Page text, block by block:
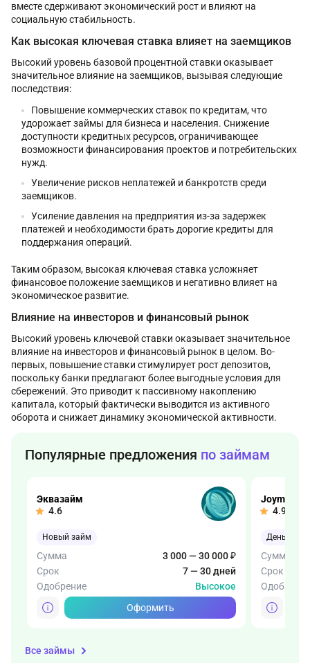
вместе сдерживают экономический рост и влияют на
социальную стабильность.
Как высокая ключевая ставка влияет на заемщиков
Высокий уровень базовой процентной ставки оказывает
значительное влияние на заемщиков, вызывая следующие
последствия:
Повышение коммерческих ставок по кредитам, что
удорожает займы для бизнеса и населения. Снижение
доступности кредитных ресурсов, ограничивающее
возможности финансирования проектов и потребительских
нужд.
Увеличение рисков неплатежей и банкротств среди
заемщиков.
Усиление давления на предприятия из-за задержек
платежей и необходимости брать дорогие кредиты для
поддержания операций.
Таким образом, высокая ключевая ставка усложняет
финансовое положение заемщиков и негативно влияет на
экономическое развитие.
Влияние на инвесторов и финансовый рынок
Высокий уровень ключевой ставки оказывает значительное
влияние на инвесторов и финансовый рынок в целом. Во-
первых, повышение ставки стимулирует рост депозитов,
поскольку банки предлагают более выгодные условия для
сбережений. Это приводит к пассивному накоплению
капитала, который фактически выводится из активного
оборота и снижает динамику экономической активности.
Популярные предложения по займам
Эквазайм
4.6
Новый займ
Сумма
3 000 — 30 000 ₽
Срок
7 — 30 дней
Одобрение
Высокое
Оформить
Joymoney
4.9
Деньги
Сумма
Срок
Одобрение
Все займы